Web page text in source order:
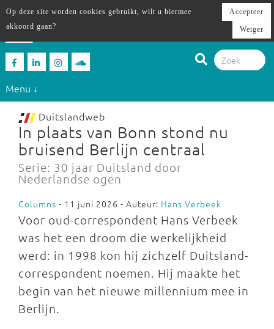
Menu ↓
Duitslandweb
In plaats van Bonn stond nu
bruisend Berlijn centraal
Serie: 30 jaar Duitsland door
Nederlandse ogen
Columns - 11 juni 2026 - Auteur: Hans Verbeek
Voor oud-correspondent Hans Verbeek
was het een droom die werkelijkheid
werd: in 1998 kon hij zichzelf Duitsland-
correspondent noemen. Hij maakte het
begin van het nieuwe millennium mee in
Berlijn.
Op deze site worden cookies gebruikt, wilt u hiermee
akkoord gaan?
Accepteer
Weiger